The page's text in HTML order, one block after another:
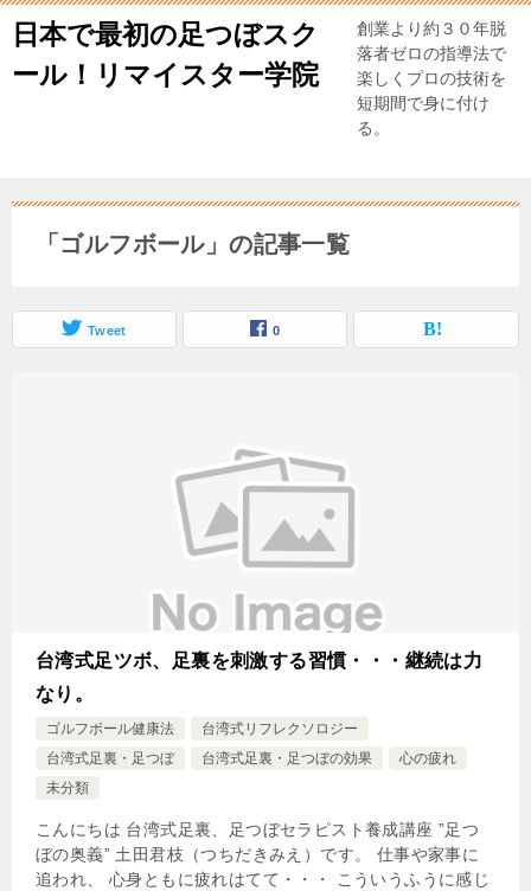
日本で最初の足つぼスク
ール！リマイスター学院
創業より約３０年脱
落者ゼロの指導法で
楽しくプロの技術を
短期間で身に付け
る。
「ゴルフボール」の記事一覧
Tweet 0
台湾式足ツボ、足裏を刺激する習慣・・・継続は力
なり。
ゴルフボール健康法
台湾式リフレクソロジー
台湾式足裏・足つぼ
台湾式足裏・足つぼの効果
心の疲れ
未分類
こんにちは 台湾式足裏、足つぼセラピスト養成講座 ”足つ
ぼの奥義” 土田君枝（つちだきみえ）です。 仕事や家事に
追われ、 心身ともに疲れはてて・・・ こういうふうに感じ